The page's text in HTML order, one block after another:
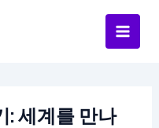
: 세계를 만나